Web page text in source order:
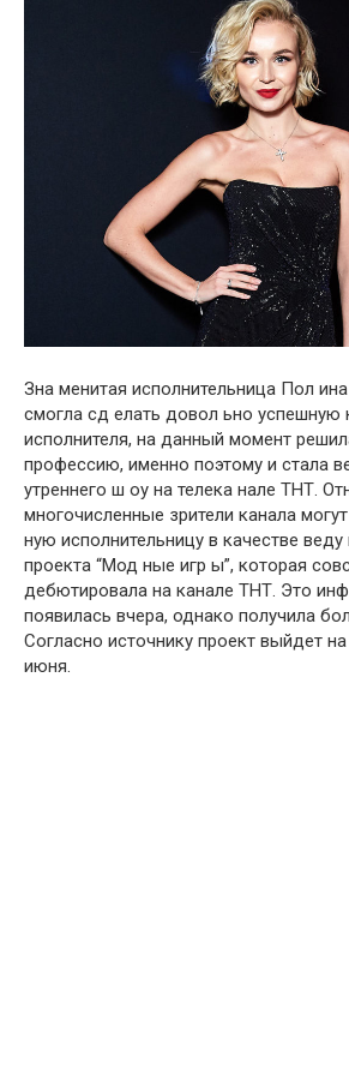
Зна менитая исполнительница Пол
смогла сд елать довол ьно успешную
исполнителя, на данный момент
профессию, именно поэтому и стала
утреннего ш оу на телека нале ТНТ.
многочисленные зрители канала
ную исполнительницу в качестве
проекта “Мод ные игр ы”, которая
дебютировала на канале ТНТ. Это
появилась вчера, однако получила
Согласно источнику проект выйдет
июня.